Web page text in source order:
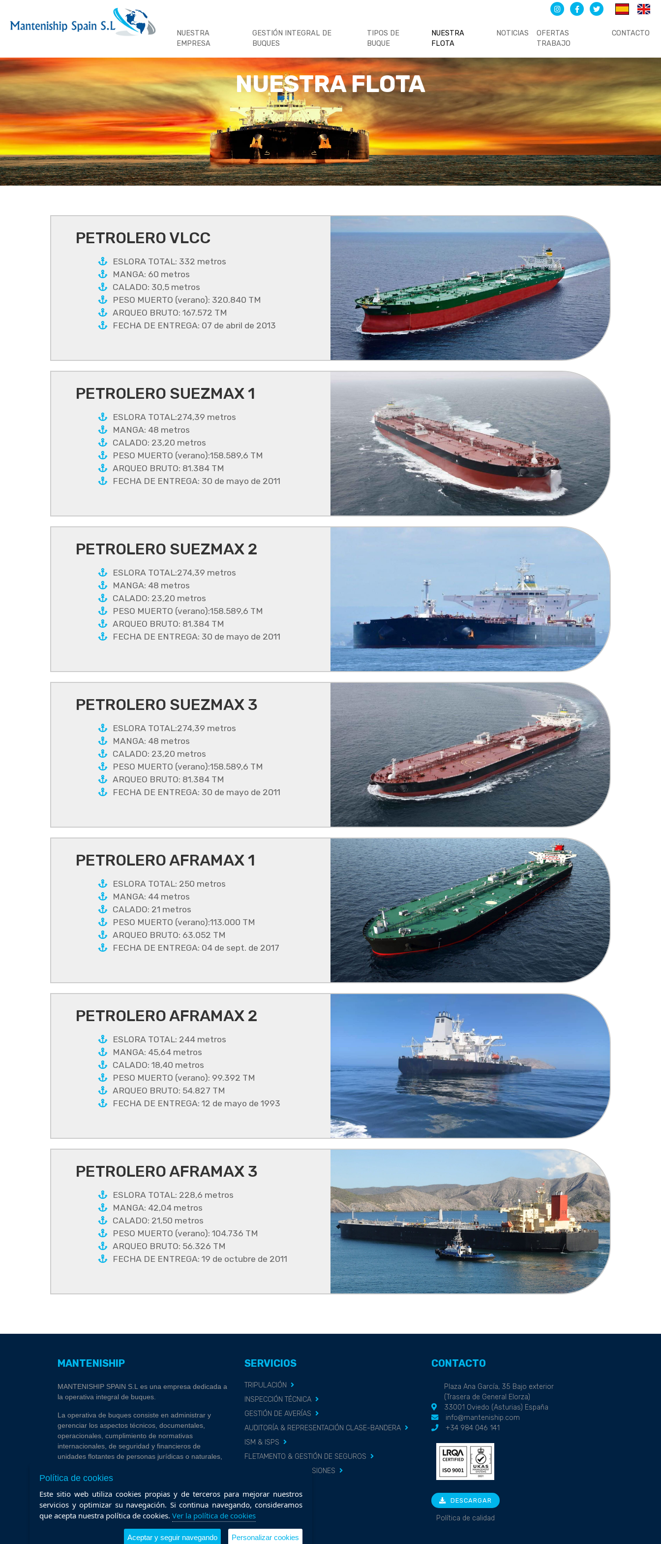
NUESTRA
EMPRESA
GESTIÓN INTEGRAL DE
BUQUES
TIPOS DE
BUQUE
NUESTRA
FLOTA
NOTICIAS
OFERTAS
TRABAJO
CONTACTO
NUESTRA FLOTA
PETROLERO VLCC
ESLORA TOTAL: 332 metros
MANGA: 60 metros
CALADO: 30,5 metros
PESO MUERTO (verano): 320.840 TM
ARQUEO BRUTO: 167.572 TM
FECHA DE ENTREGA: 07 de abril de 2013
PETROLERO SUEZMAX 1
ESLORA TOTAL:274,39 metros
MANGA: 48 metros
CALADO: 23,20 metros
PESO MUERTO (verano):158.589,6 TM
ARQUEO BRUTO: 81.384 TM
FECHA DE ENTREGA: 30 de mayo de 2011
PETROLERO SUEZMAX 2
ESLORA TOTAL:274,39 metros
MANGA: 48 metros
CALADO: 23,20 metros
PESO MUERTO (verano):158.589,6 TM
ARQUEO BRUTO: 81.384 TM
FECHA DE ENTREGA: 30 de mayo de 2011
PETROLERO SUEZMAX 3
ESLORA TOTAL:274,39 metros
MANGA: 48 metros
CALADO: 23,20 metros
PESO MUERTO (verano):158.589,6 TM
ARQUEO BRUTO: 81.384 TM
FECHA DE ENTREGA: 30 de mayo de 2011
PETROLERO AFRAMAX 1
ESLORA TOTAL: 250 metros
MANGA: 44 metros
CALADO: 21 metros
PESO MUERTO (verano):113.000 TM
ARQUEO BRUTO: 63.052 TM
FECHA DE ENTREGA: 04 de sept. de 2017
PETROLERO AFRAMAX 2
ESLORA TOTAL: 244 metros
MANGA: 45,64 metros
CALADO: 18,40 metros
PESO MUERTO (verano): 99.392 TM
ARQUEO BRUTO: 54.827 TM
FECHA DE ENTREGA: 12 de mayo de 1993
PETROLERO AFRAMAX 3
ESLORA TOTAL: 228,6 metros
MANGA: 42,04 metros
CALADO: 21,50 metros
PESO MUERTO (verano): 104.736 TM
ARQUEO BRUTO: 56.326 TM
FECHA DE ENTREGA: 19 de octubre de 2011
MANTENISHIP
MANTENISHIP SPAIN S.L es una empresa dedicada a
la operativa integral de buques.
La operativa de buques consiste en administrar y
gerenciar los aspectos técnicos, documentales,
operacionales, cumplimiento de normativas
internacionales, de seguridad y financieros de
unidades flotantes de personas jurídicas o naturales,
embarcaciones.
SERVICIOS
TRIPULACIÓN
INSPECCIÓN TÉCNICA
GESTIÓN DE AVERÍAS
AUDITORÍA & REPRESENTACIÓN CLASE-BANDERA
ISM & ISPS
FLETAMENTO & GESTIÓN DE SEGUROS
REPUESTOS & PROVISIONES
CONTACTO
Plaza Ana García, 35 Bajo exterior
(Trasera de General Elorza)
33001 Oviedo (Asturias) España
info@manteniship.com
+34 984 046 141
DESCARGAR
Política de calidad
Política de cookies
Este sitio web utiliza cookies propias y de terceros para mejorar nuestros
servicios y optimizar su navegación. Si continua navegando, consideramos
que acepta nuestra política de cookies. Ver la política de cookies
Aceptar y seguir navegando Personalizar cookies